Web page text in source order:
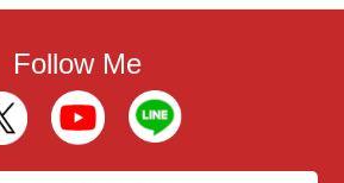
Follow Me